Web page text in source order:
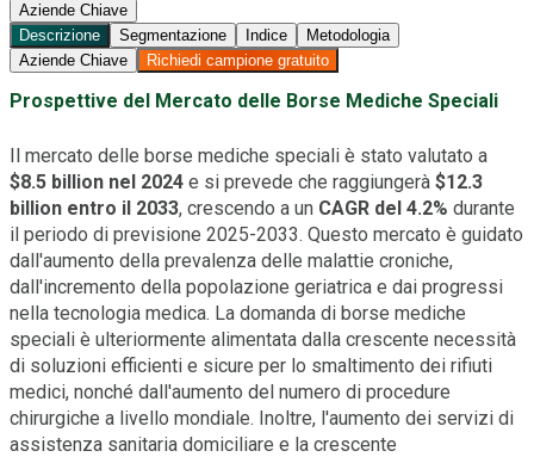
Aziende Chiave
Descrizione
Segmentazione Indice
Metodologia
Aziende Chiave
Richiedi campione gratuito
Prospettive del Mercato delle Borse Mediche Speciali
Il mercato delle borse mediche speciali è stato valutato a
$8.5 billion nel 2024 e si prevede che raggiungerà $12.3
billion entro il 2033, crescendo a un CAGR del 4.2% durante
il periodo di previsione 2025-2033. Questo mercato è guidato
dall'aumento della prevalenza delle malattie croniche,
dall'incremento della popolazione geriatrica e dai progressi
nella tecnologia medica. La domanda di borse mediche
speciali è ulteriormente alimentata dalla crescente necessità
di soluzioni efficienti e sicure per lo smaltimento dei rifiuti
medici, nonché dall'aumento del numero di procedure
chirurgiche a livello mondiale. Inoltre, l'aumento dei servizi di
assistenza sanitaria domiciliare e la crescente